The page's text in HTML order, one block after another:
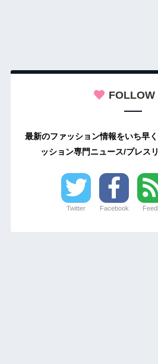
FOLLOW
最新のファッション情報をいち早
ッション専門ニュース/プレス
Twitter Facebook